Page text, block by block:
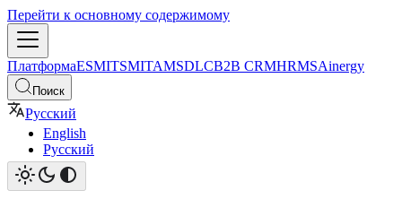
Перейти к основному содержимому
ПлатформаESMITSMITAMSDLCB2B CRMHRMSAinergy
Поиск
Русский
English
Русский